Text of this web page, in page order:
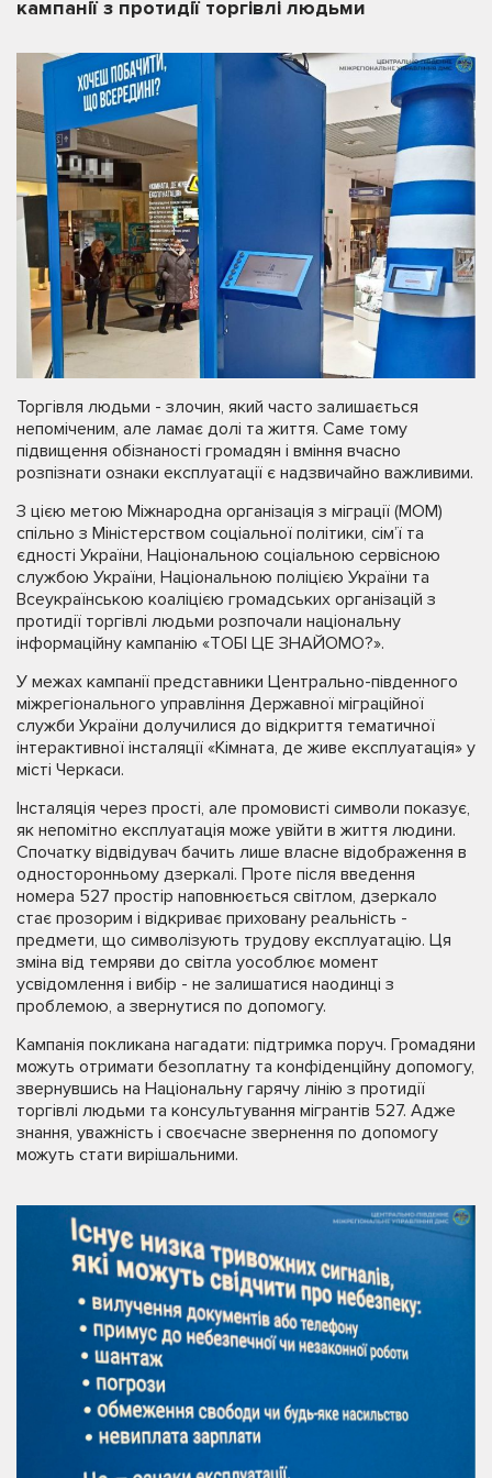
кампанії з протидії торгівлі людьми
Торгівля людьми - злочин, який часто залишається
непоміченим, але ламає долі та життя. Саме тому
підвищення обізнаності громадян і вміння вчасно
розпізнати ознаки експлуатації є надзвичайно важливими.
З цією метою Міжнародна організація з міграції (МОМ)
спільно з Міністерством соціальної політики, сім’ї та
єдності України, Національною соціальною сервісною
службою України, Національною поліцією України та
Всеукраїнською коаліцією громадських організацій з
протидії торгівлі людьми розпочали національну
інформаційну кампанію «ТОБІ ЦЕ ЗНАЙОМО?».
У межах кампанії представники Центрально-південного
міжрегіонального управління Державної міграційної
служби України долучилися до відкриття тематичної
інтерактивної інсталяції «Кімната, де живе експлуатація» у
місті Черкаси.
Інсталяція через прості, але промовисті символи показує,
як непомітно експлуатація може увійти в життя людини.
Спочатку відвідувач бачить лише власне відображення в
односторонньому дзеркалі. Проте після введення
номера 527 простір наповнюється світлом, дзеркало
стає прозорим і відкриває приховану реальність -
предмети, що символізують трудову експлуатацію. Ця
зміна від темряви до світла уособлює момент
усвідомлення і вибір - не залишатися наодинці з
проблемою, а звернутися по допомогу.
Кампанія покликана нагадати: підтримка поруч. Громадяни
можуть отримати безоплатну та конфіденційну допомогу,
звернувшись на Національну гарячу лінію з протидії
торгівлі людьми та консультування мігрантів 527. Адже
знання, уважність і своєчасне звернення по допомогу
можуть стати вирішальними.